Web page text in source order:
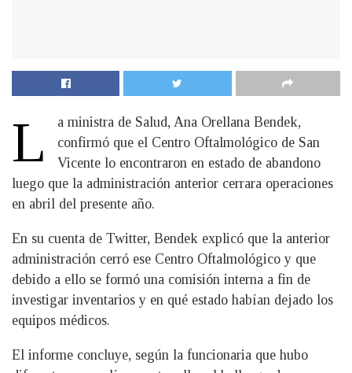
L
a ministra de Salud, Ana Orellana Bendek,
confirmó que el Centro Oftalmológico de San
Vicente lo encontraron en estado de abandono
luego que la administración anterior cerrara operaciones
en abril del presente año.
En su cuenta de Twitter, Bendek explicó que la anterior
administración cerró ese Centro Oftalmológico y que
debido a ello se formó una comisión interna a fin de
investigar inventarios y en qué estado habían dejado los
equipos médicos.
El informe concluye, según la funcionaria que hubo